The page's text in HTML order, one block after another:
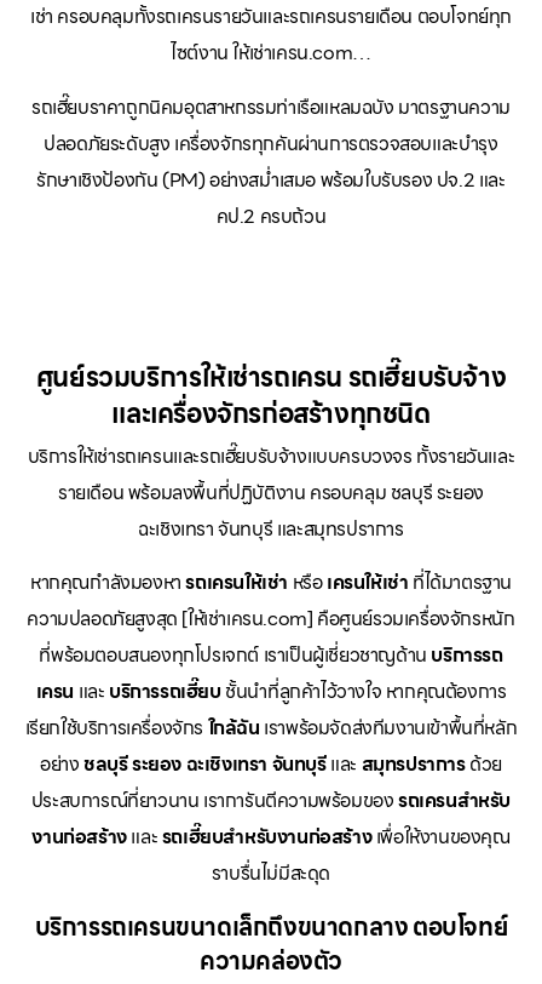
เช่า ครอบคลุมทั้งรถเครนรายวันและรถเครนรายเดือน ตอบโจทย์ทุก
ไซต์งาน ให้เช่าเครน.com…
รถเฮี๊ยบราคาถูกนิคมอุตสาหกรรมท่าเรือแหลมฉบัง มาตรฐานความ
ปลอดภัยระดับสูง เครื่องจักรทุกคันผ่านการตรวจสอบและบำรุง
รักษาเชิงป้องกัน (PM) อย่างสม่ำเสมอ พร้อมใบรับรอง ปจ.2 และ
คป.2 ครบถ้วน
ศูนย์รวมบริการให้เช่ารถเครน รถเฮี๊ยบรับจ้าง
และเครื่องจักรก่อสร้างทุกชนิด
บริการให้เช่ารถเครนและรถเฮี๊ยบรับจ้างแบบครบวงจร ทั้งรายวันและ
รายเดือน พร้อมลงพื้นที่ปฏิบัติงาน ครอบคลุม ชลบุรี ระยอง
ฉะเชิงเทรา จันทบุรี และสมุทรปราการ
หากคุณกำลังมองหารถเครนให้เช่า หรือเครนให้เช่า ที่ได้มาตรฐาน
ความปลอดภัยสูงสุด [ให้เช่าเครน.com] คือศูนย์รวมเครื่องจักรหนัก
ที่พร้อมตอบสนองทุกโปรเจกต์ เราเป็นผู้เชี่ยวชาญด้าน บริการรถ
เครน และ บริการรถเฮี๊ยบ ชั้นนำที่ลูกค้าไว้วางใจ หากคุณต้องการ
เรียกใช้บริการเครื่องจักร ใกล้ฉัน เราพร้อมจัดส่งทีมงานเข้าพื้นที่หลัก
อย่างชลบุรี ระยอง ฉะเชิงเทรา จันทบุรีและ สมุทรปราการด้วย
ประสบการณ์ที่ยาวนาน เราการันตีความพร้อมของรถเครนสำหรับ
งานก่อสร้างและรถเฮี๊ยบสำหรับงานก่อสร้างเพื่อให้งานของคุณ
ราบรื่นไม่มีสะดุด
บริการรถเครนขนาดเล็กถึงขนาดกลาง ตอบโจทย์
ความคล่องตัว